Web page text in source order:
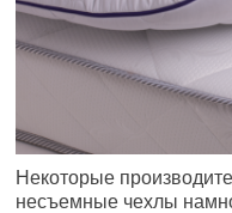
Некоторые
несъемные чехлы